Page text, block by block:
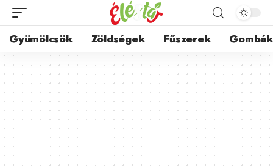
Gyümölcsök Zöldségek Fűszerek Gombák